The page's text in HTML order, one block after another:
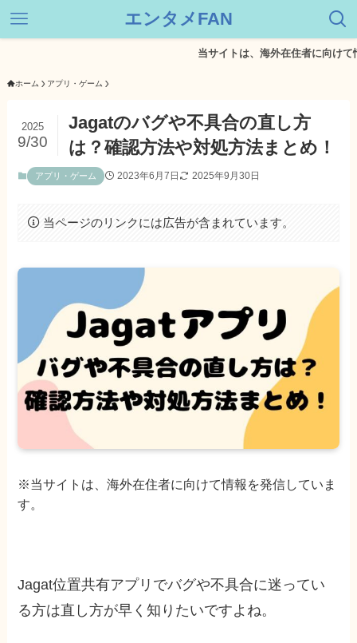
エンタメFAN
当サイトは、海外在住者に向けて情報を
ホーム アプリ・ゲーム
Jagatのバグや不具合の直し方
は？確認方法や対処方法まとめ！
2025
9/30
アプリ・ゲーム 2023年6月7日 2025年9月30日
当ページのリンクには広告が含まれています。
※当サイトは、海外在住者に向けて情報を発信していま
す。
Jagat位置共有アプリでバグや不具合に迷ってい
る方は直し方が早く知りたいですよね。